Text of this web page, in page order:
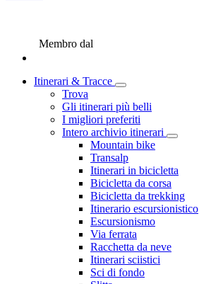
Membro dal
Itinerari & Tracce
Trova
Gli itinerari più belli
I migliori preferiti
Intero archivio itinerari
Mountain bike
Transalp
Itinerari in bicicletta
Bicicletta da corsa
Bicicletta da trekking
Itinerario escursionistico
Escursionismo
Via ferrata
Racchetta da neve
Itinerari sciistici
Sci di fondo